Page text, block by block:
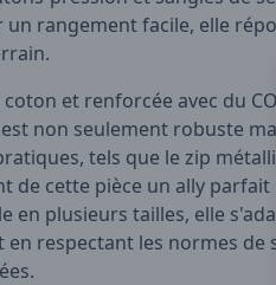
rangement facile, elle
et renforcée avec du
non seulement robuste
tels que le zip
de cette pièce un ally parfait
en plusieurs tailles, elle
respectant les normes de